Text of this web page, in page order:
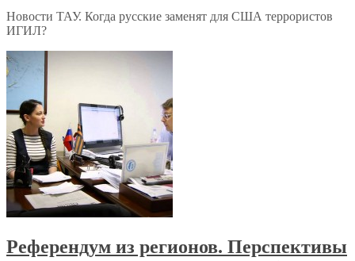
Новости ТАУ. Когда русские заменят для США террористов
ИГИЛ?
Референдум из регионов. Перспективы